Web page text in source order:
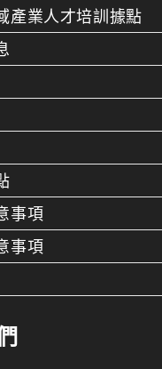
產業人才培訓據點
事項
事項